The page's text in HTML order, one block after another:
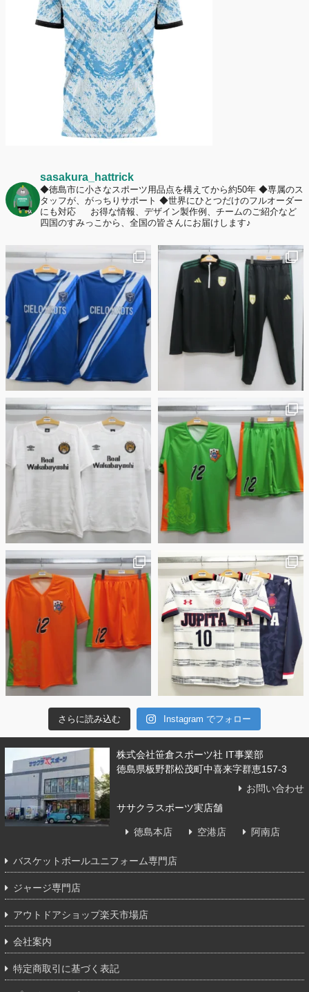
2026年6月15日
応援ユニフォーム、約53％が「会場に一体感があってよい」と回答。チ
ームへの愛情が伝わる応援スタイルとは？
sasakura_hattrick
◆徳島市に小さなスポーツ用品点を構えてから約50年 ◆専属のス
タッフが、がっちりサポート ◆世界にひとつだけのフルオーダー
にも対応
お得な情報、デザイン製作例、チームのご紹介など
四国のすみっこから、全国の皆さんにお届けします♪
さらに読み込む Instagram でフォロー
株式会社笹倉スポーツ社 IT事業部
徳島県板野郡松茂町中喜来字群恵157-3
お問い合わせ
ササクラスポーツ実店舗
徳島本店 空港店 阿南店
バスケットボールユニフォーム専門店
ジャージ専門店
アウトドアショップ楽天市場店
会社案内
特定商取引に基づく表記